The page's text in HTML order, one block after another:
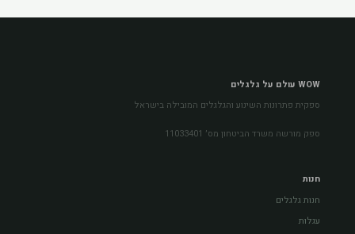
WOW עולם על גלגלים
ספקית פתרונות השינוע והגלגלים המובילה בישראל
ספק מורשה משרד הביטחון מס׳ 11033401
חנות
חנות גלגלים
עגלות